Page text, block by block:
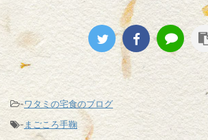
-ワタミの宅食のブログ
- まごころ手鞠